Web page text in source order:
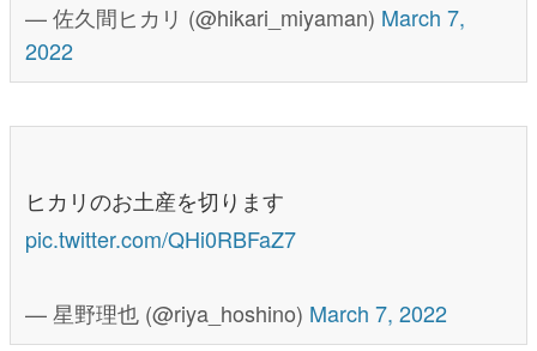
— 佐久間ヒカリ (@hikari_miyaman) March 7,
2022
ヒカリのお土産を切ります
pic.twitter.com/QHi0RBFaZ7
— 星野理也 (@riya_hoshino) March 7, 2022